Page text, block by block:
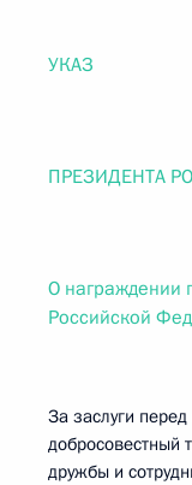
УКАЗ
ПРЕЗИДЕНТА
О награждении
Российской
За заслуги
добросовестный
дружбы и